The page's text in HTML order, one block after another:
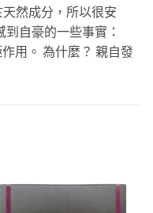
然成分，所以很安
自豪的一些事實：
用。 為什麼？ 親自發